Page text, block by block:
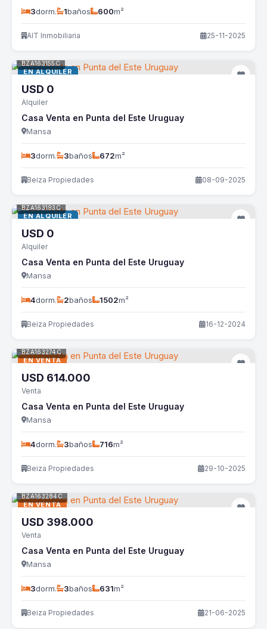
3dorm. 1baños 600m²
AIT Inmobiliaria 25-11-2025
EN ALQUILER
BZA163155C
USD 0
Alquiler
Casa Venta en Punta del Este Uruguay
Mansa
3dorm. 3baños 672m²
Beiza Propiedades 08-09-2025
EN ALQUILER
BZA163193C
USD 0
Alquiler
Casa Venta en Punta del Este Uruguay
Mansa
4dorm. 2baños 1502m²
Beiza Propiedades 16-12-2024
EN VENTA
BZA163274C
USD 614.000
Venta
Casa Venta en Punta del Este Uruguay
Mansa
4dorm. 3baños 716m²
Beiza Propiedades 29-10-2025
EN VENTA
BZA163284C
USD 398.000
Venta
Casa Venta en Punta del Este Uruguay
Mansa
3dorm. 3baños 631m²
Beiza Propiedades 21-06-2025